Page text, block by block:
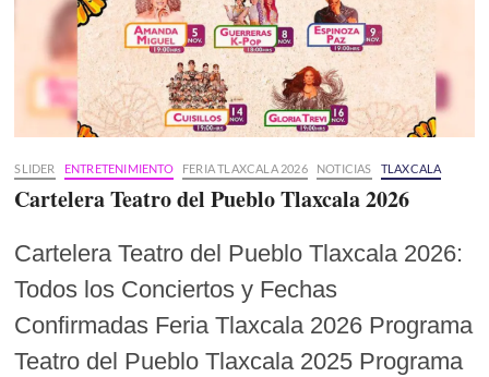
SLIDER ENTRETENIMIENTO FERIA TLAXCALA 2026 NOTICIAS TLAXCALA
Cartelera Teatro del Pueblo Tlaxcala 2026
Cartelera Teatro del Pueblo Tlaxcala 2026:
Todos los Conciertos y Fechas
Confirmadas Feria Tlaxcala 2026 Programa
Teatro del Pueblo Tlaxcala 2025 Programa